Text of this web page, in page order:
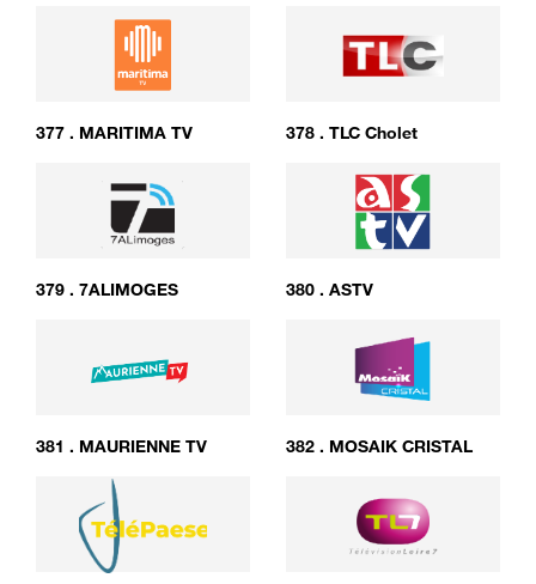
377 . MARITIMA TV 378 . TLC Cholet
379 . 7ALIMOGES 380 . ASTV
381 . MAURIENNE TV 382 . MOSAIK CRISTAL